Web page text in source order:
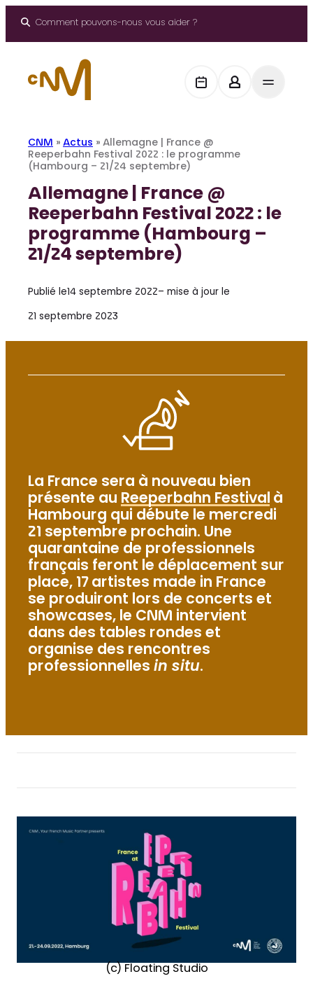
Comment pouvons-nous vous aider ?
CNM » Actus » Allemagne | France @
Reeperbahn Festival 2022 : le programme
(Hambourg – 21/24 septembre)
Allemagne | France @
Reeperbahn Festival 2022 : le
programme (Hambourg –
21/24 septembre)
Publié le14 septembre 2022– mise à jour le
21 septembre 2023
La France sera à nouveau bien
présente au Reeperbahn Festival à
Hambourg qui débute le mercredi
21 septembre prochain. Une
quarantaine de professionnels
français feront le déplacement sur
place, 17 artistes made in France
se produiront lors de concerts et
showcases, le CNM intervient
dans des tables rondes et
organise des rencontres
professionnelles in situ.
(c) Floating Studio